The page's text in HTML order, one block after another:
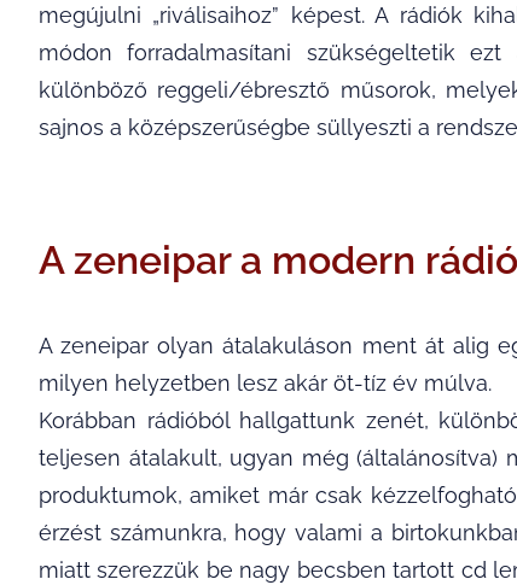
megújulni „riválisaihoz” képest. A rádiók
módon forradalmasítani szükségeltetik
különböző reggeli/ébresztő műsorok,
sajnos a középszerűségbe süllyeszti a
A zeneipar a modern
A zeneipar olyan átalakuláson ment át alig
milyen helyzetben lesz akár öt-tíz év múlva.
Korábban rádióból hallgattunk zenét,
teljesen átalakult, ugyan még
produktumok, amiket már csak
érzést számunkra, hogy valami a
miatt szerezzük be nagy becsben tartott cd